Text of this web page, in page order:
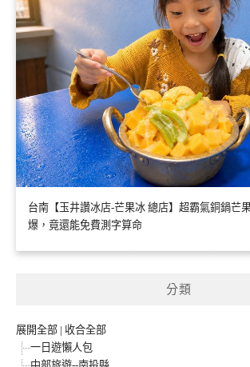
台南【玉井讚冰店-芒果冰 總店】超霸氣銅鍋芒
爆，竟還能免費測字算命
分類
展開全部 | 收合全部
一日遊懶人包